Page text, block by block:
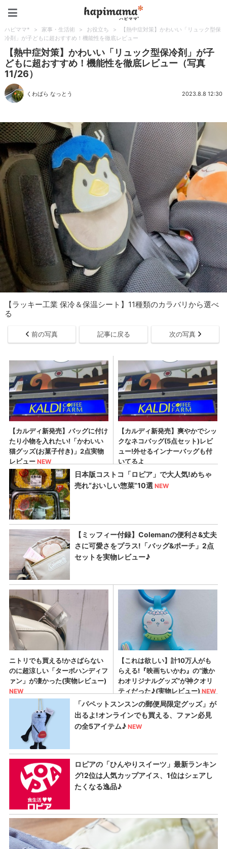
ハピママ* > 家事・生活術 > お役立ち >
【熱中症対策】かわいい「リュック型保
冷剤」が子どもに超おすすめ！機能性を徹底レビュー
【熱中症対策】かわいい「リュック型保冷剤」が子
どもに超おすすめ！機能性を徹底レビュー（写真
11/26）
くわばら なっとう 2023.8.8 12:30
【ラッキー工業 保冷＆保温シート】11種類のカラバリから選べ
る
前の写真 記事に戻る 次の写真